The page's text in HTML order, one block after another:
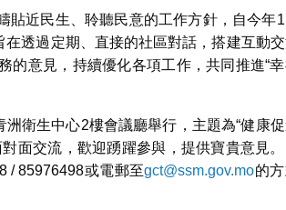
貼近民生、聆聽民意的工作方針，自今年
透過定期、直接的社區對話，搭建互動
的意見，持續優化各項工作，共同推進“
衛生中心2樓會議廳舉行，主題為“健康促
面交流，歡迎踴躍參與，提供寶貴意見
/ 85976498或電郵至gct@ssm.gov.mo的